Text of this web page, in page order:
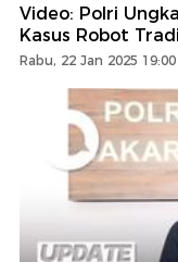
Video: Polri
Kasus Robot
Rabu, 22 Jan 2025 19:00